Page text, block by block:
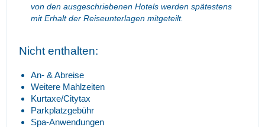
von den ausgeschriebenen Hotels werden spätestens
mit Erhalt der Reiseunterlagen mitgeteilt.
Nicht enthalten:
An- & Abreise
Weitere Mahlzeiten
Kurtaxe/Citytax
Parkplatzgebühr
Spa-Anwendungen